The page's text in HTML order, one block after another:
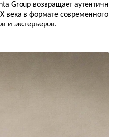
Group возвращает аутентичн
века в формате современного
и экстерьеров.